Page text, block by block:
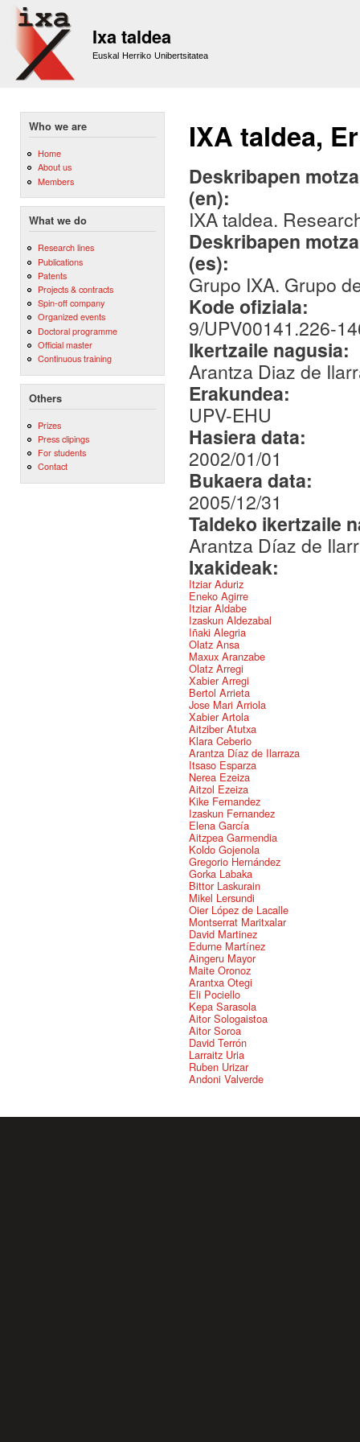
Ixa taldea
Euskal Herriko Unibertsitatea
Who we are
Home
About us
Members
What we do
Research lines
Publications
Patents
Projects & contracts
Spin-off company
Organized events
Doctoral programme
Official master
Continuous training
Others
Prizes
Press clipings
For students
Contact
IXA taldea,
Deskribapen
(en):
IXA taldea.
Deskribapen
(es):
Grupo IXA. Grupo
Kode ofiziala:
9/UPV00141.226-
Ikertzaile nagusia:
Arantza Diaz de
Erakundea:
UPV-EHU
Hasiera data:
2002/01/01
Bukaera data:
2005/12/31
Taldeko ikertzaile
Arantza Díaz de
Ixakideak:
Itziar Aduriz
Eneko Agirre
Itziar Aldabe
Izaskun Aldezabal
Iñaki Alegria
Olatz Ansa
Maxux Aranzabe
Olatz Arregi
Xabier Arregi
Bertol Arrieta
Jose Mari Arriola
Xabier Artola
Aitziber Atutxa
Klara Ceberio
Arantza Díaz de Ilarraza
Itsaso Esparza
Nerea Ezeiza
Aitzol Ezeiza
Kike Fernandez
Izaskun Fernandez
Elena García
Aitzpea Garmendia
Koldo Gojenola
Gregorio Hernández
Gorka Labaka
Bittor Laskurain
Mikel Lersundi
Oier López de Lacalle
Montserrat Maritxalar
David Martinez
Edurne Martínez
Aingeru Mayor
Maite Oronoz
Arantxa Otegi
Eli Pociello
Kepa Sarasola
Aitor Sologaistoa
Aitor Soroa
David Terrón
Larraitz Uria
Ruben Urizar
Andoni Valverde